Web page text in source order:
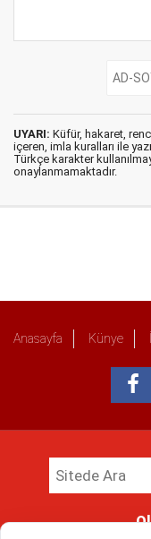
UYARI: Küfür, hakaret,
içeren, imla kuralları ile
Türkçe karakter
onaylanmamaktadır.
Anasayfa Künye